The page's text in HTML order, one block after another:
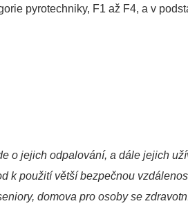
pyrotechniky, F1 až F4, a v
o jejich odpalování, a dále jejich
k použití větší bezpečnou
domova pro osoby se